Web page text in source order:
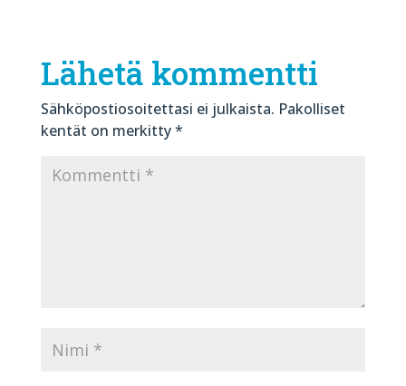
Lähetä kommentti
Sähköpostiosoitettasi ei julkaista. Pakolliset
kentät on merkitty*